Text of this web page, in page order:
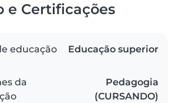
e Certificações
educação Educação superior
da
Pedagogia
(CURSANDO)